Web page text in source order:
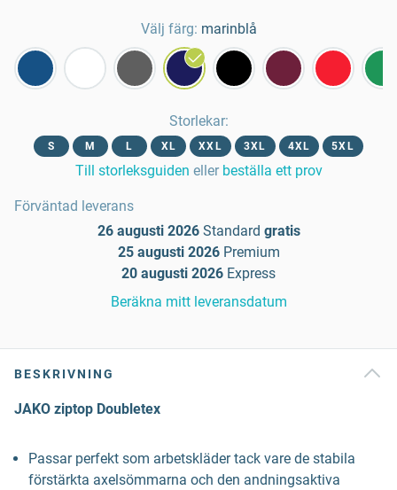
Välj färg: marinblå
Storlekar:
S M L XL XXL 3XL 4XL 5XL
Till storleksguiden eller beställa ett prov
Förväntad leverans
26 augusti 2026 Standard gratis
25 augusti 2026 Premium
20 augusti 2026 Express
Beräkna mitt leveransdatum
BESKRIVNING
JAKO ziptop Doubletex
Passar perfekt som arbetskläder tack vare de stabila
förstärkta axelsömmarna och den andningsaktiva